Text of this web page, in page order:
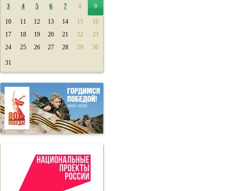
3 4 5 6 7 8 9
10 11 12 13 14 15
16
17
18 19 20 21 22
23
24
25 26 27 28 29 30
31